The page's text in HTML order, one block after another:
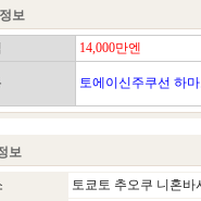
보
14,000만엔
토에이신주쿠선 하
보
토쿄토 추오쿠 니혼바